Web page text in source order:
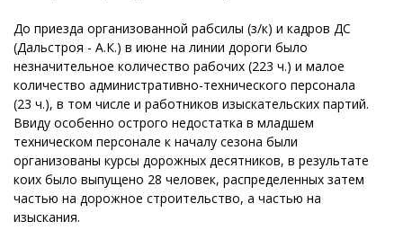
До приезда организованной рабсилы (з/к) и кадров ДС
(Дальстроя - А.К.) в июне на линии дороги было
незначительное количество рабочих (223 ч.) и малое
количество административно-технического персонала
(23 ч.), в том числе и работников изыскательских партий.
Ввиду особенно острого недостатка в младшем
техническом персонале к началу сезона были
организованы курсы дорожных десятников, в результате
коих было выпущено 28 человек, распределенных затем
частью на дорожное строительство, а частью на
изыскания.